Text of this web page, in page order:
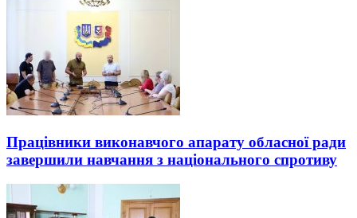
Працівники виконавчого апарату обласної ради
завершили навчання з національного спротиву